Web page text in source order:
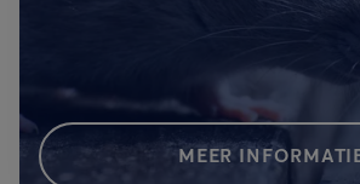
MEER